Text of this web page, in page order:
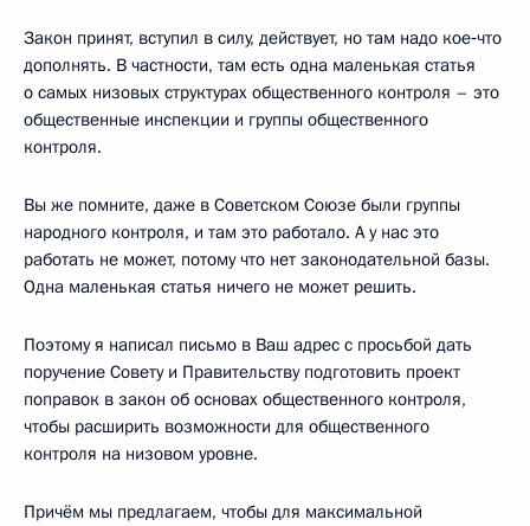
Закон принят, вступил в силу, действует, но там надо кое‑что
дополнять. В частности, там есть одна маленькая статья
о самых низовых структурах общественного контроля – это
общественные инспекции и группы общественного
контроля.
Вы же помните, даже в Советском Союзе были группы
народного контроля, и там это работало. А у нас это
работать не может, потому что нет законодательной базы.
Одна маленькая статья ничего не может решить.
Поэтому я написал письмо в Ваш адрес с просьбой дать
поручение Совету и Правительству подготовить проект
поправок в закон об основах общественного контроля,
чтобы расширить возможности для общественного
контроля на низовом уровне.
Причём мы предлагаем, чтобы для максимальной